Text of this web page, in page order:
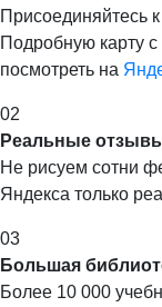
Присоединяйтесь
Подробную карту
посмотреть на
02
Реальные
Не рисуем сотни
Яндекса только
03
Большая
Более 10 000